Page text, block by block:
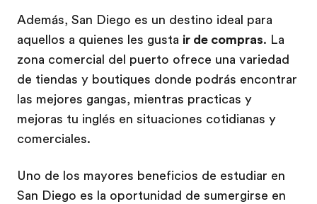
Además, San Diego es un destino ideal para
aquellos a quienes les gusta ir de compras. La
zona comercial del puerto ofrece una variedad
de tiendas y boutiques donde podrás encontrar
las mejores gangas, mientras practicas y
mejoras tu inglés en situaciones cotidianas y
comerciales.
Uno de los mayores beneficios de estudiar en
San Diego es la oportunidad de sumergirse en